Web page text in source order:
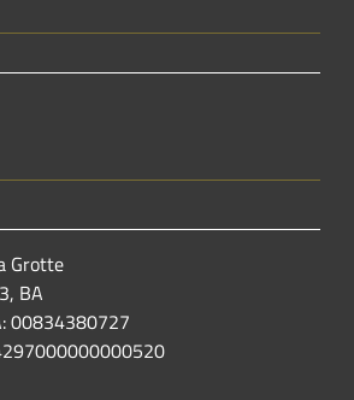
Grotte
BA
00834380727